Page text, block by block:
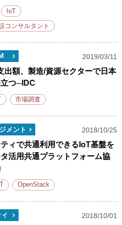
IoT
コンサルタント
2019/03/11
出額、製造/資源セクターで日本
つ─IDC
市場調査
メント 2018/10/25
ィで共通利用できるIoT基盤を
活用共通プラットフォーム協
OpenStack
2018/10/01